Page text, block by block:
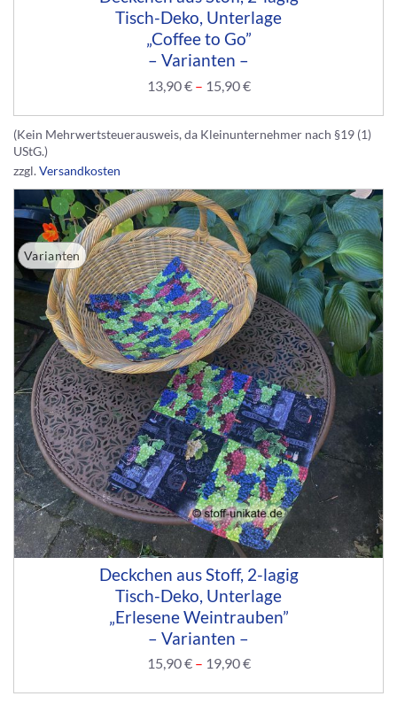
Tisch-Deko, Unterlage
„Coffee to Go”
– Varianten –
13,90€– 15,90€
(Kein Mehrwertsteuerausweis, da Kleinunternehmer nach §19 (1)
UStG.)
zzgl.Versandkosten
Varianten
Deckchen aus Stoff, 2-lagig
Tisch-Deko, Unterlage
„Erlesene Weintrauben”
– Varianten –
15,90€– 19,90€